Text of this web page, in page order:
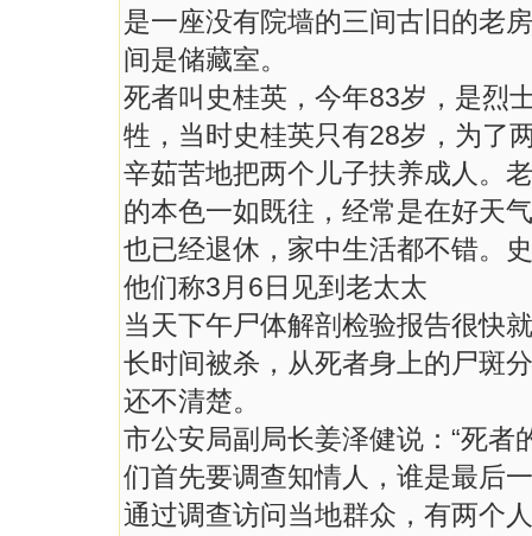
是一座没有院墙的三间古旧的老
间是储藏室。
死者叫史桂英，今年83岁，是烈
牲，当时史桂英只有28岁，为了
辛茹苦地把两个儿子扶养成人。
的本色一如既往，经常是在好天
也已经退休，家中生活都不错。
他们称3月6日见到老太太
当天下午尸体解剖检验报告很快
长时间被杀，从死者身上的尸斑
还不清楚。
市公安局副局长姜泽健说：“死
们首先要调查知情人，谁是最后
通过调查访问当地群众，有两个